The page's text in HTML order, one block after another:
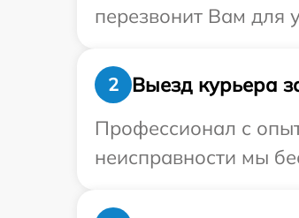
перезвонит Вам для
2
Выезд курьера
Профессионал с
неисправности мы